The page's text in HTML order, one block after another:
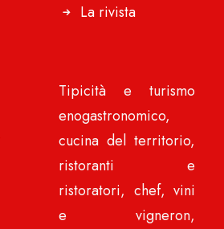
La rivista
Tipicità e turismo
enogastronomico,
cucina del territorio,
ristoranti e
ristoratori, chef, vini
e vigneron,